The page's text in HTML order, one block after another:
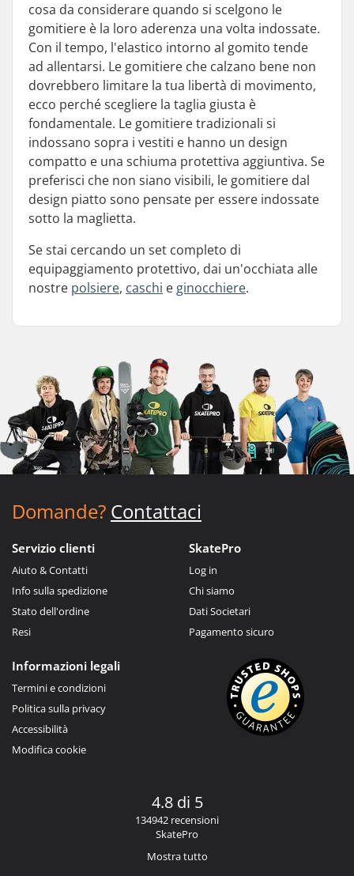
cosa da considerare quando si scelgono le
gomitiere è la loro aderenza una volta indossate.
Con il tempo, l'elastico intorno al gomito tende
ad allentarsi. Le gomitiere che calzano bene non
dovrebbero limitare la tua libertà di movimento,
ecco perché scegliere la taglia giusta è
fondamentale. Le gomitiere tradizionali si
indossano sopra i vestiti e hanno un design
compatto e una schiuma protettiva aggiuntiva. Se
preferisci che non siano visibili, le gomitiere dal
design piatto sono pensate per essere indossate
sotto la maglietta.
Se stai cercando un set completo di
equipaggiamento protettivo, dai un'occhiata alle
nostre polsiere, caschi e ginocchiere.
Domande? Contattaci
Servizio clienti
Aiuto & Contatti
Info sulla spedizione
Stato dell'ordine
Resi
SkatePro
Log in
Chi siamo
Dati Societari
Pagamento sicuro
Informazioni legali
Termini e condizioni
Politica sulla privacy
Accessibilità
Modifica cookie
4.8 di 5
134942 recensioni
SkatePro
Mostra tutto